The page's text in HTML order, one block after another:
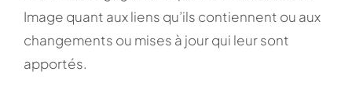
Image quant aux liens qu’ils contiennent ou aux
changements ou mises à jour qui leur sont
apportés.